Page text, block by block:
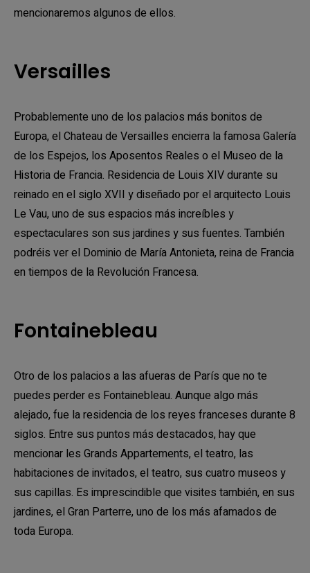
mencionaremos algunos de ellos.
Versailles
Probablemente uno de los palacios más bonitos de
Europa, el Chateau de Versailles encierra la famosa Galería
de los Espejos, los Aposentos Reales o el Museo de la
Historia de Francia. Residencia de Louis XIV durante su
reinado en el siglo XVII y diseñado por el arquitecto Louis
Le Vau, uno de sus espacios más increíbles y
espectaculares son sus jardines y sus fuentes. También
podréis ver el Dominio de María Antonieta, reina de Francia
en tiempos de la Revolución Francesa.
Fontainebleau
Otro de los palacios a las afueras de París que no te
puedes perder es Fontainebleau. Aunque algo más
alejado, fue la residencia de los reyes franceses durante 8
siglos. Entre sus puntos más destacados, hay que
mencionar les Grands Appartements, el teatro, las
habitaciones de invitados, el teatro, sus cuatro museos y
sus capillas. Es imprescindible que visites también, en sus
jardines, el Gran Parterre, uno de los más afamados de
toda Europa.